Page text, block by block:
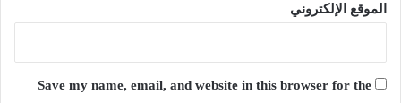
الموقع الإلكتروني
Save my name, email, and website in this browser for the